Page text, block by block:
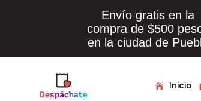
Envío gratis en la
compra de $500
en la ciudad de
Inicio